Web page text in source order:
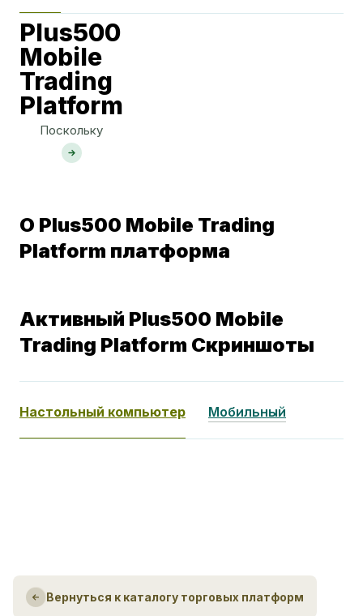
Plus500
Mobile
Trading
Platform
Поскольку
О Plus500 Mobile Trading
Platform платформа
Активный Plus500 Mobile
Trading Platform Скриншоты
Настольный компьютер Мобильный
Вернуться к каталогу торговых платформ